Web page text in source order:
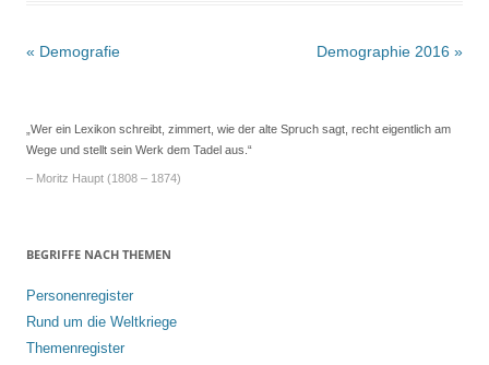
Beitrags-
« Demografie Demographie 2016 »
„Wer ein Lexikon schreibt, zimmert, wie der alte Spruch sagt, recht eigentlich am
Wege und stellt sein Werk dem Tadel aus.“
– Moritz Haupt (1808 – 1874)
BEGRIFFE NACH THEMEN
Personenregister
Rund um die Weltkriege
Themenregister